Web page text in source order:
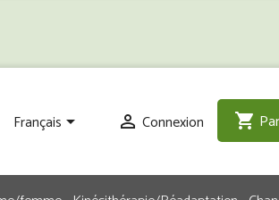
Français  Connexion shopping_cart